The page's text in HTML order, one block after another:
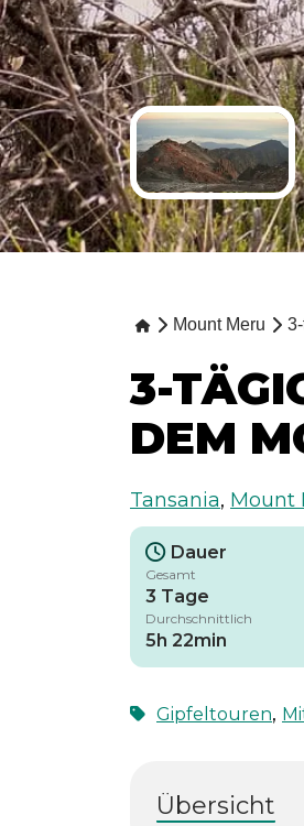
Mount Meru
3-
DEM
Tansania, Mount
Dauer
Gesamt
3 Tage
Durchschnittlich
5h 22min
Gipfeltouren,
Übersicht